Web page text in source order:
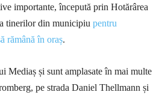
importante, începută prin Hotărârea
tinerilor din municipiu pentru
rămână în oraș.
Mediaș și sunt amplasate în mai multe
pe strada Daniel Thellmann și